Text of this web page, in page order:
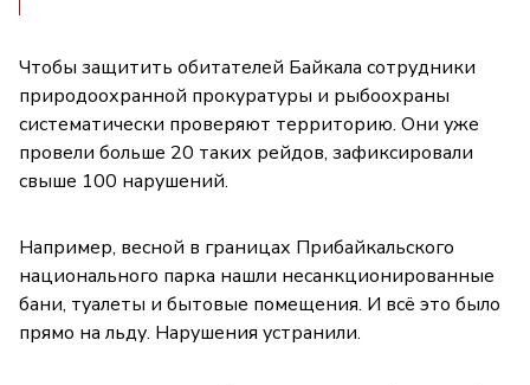
Чтобы защитить обитателей Байкала сотрудники
природоохранной прокуратуры и рыбоохраны
систематически проверяют территорию. Они уже
провели больше 20 таких рейдов, зафиксировали
свыше 100 нарушений.
Например, весной в границах Прибайкальского
национального парка нашли несанкционированные
бани, туалеты и бытовые помещения. И всё это было
прямо на льду. Нарушения устранили.